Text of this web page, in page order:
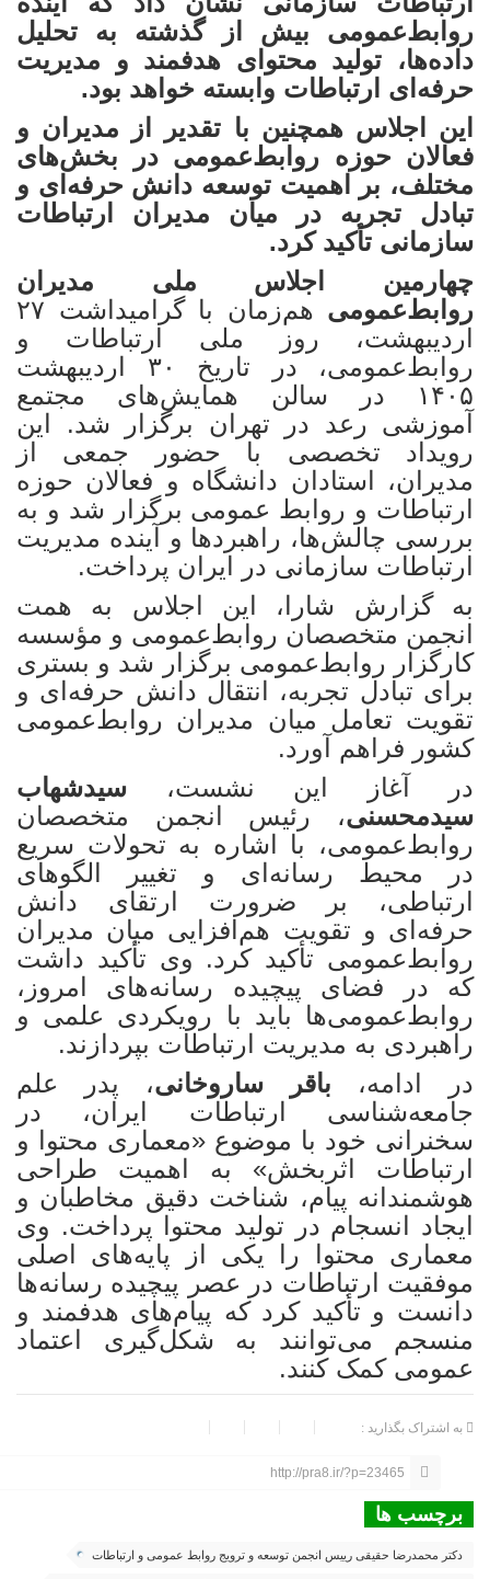
روابط‌عمومی بیش از گذشته به تحلیل
داده‌ها، تولید محتوای هدفمند و مدیریت
حرفه‌ای ارتباطات وابسته خواهد بود.
این اجلاس همچنین با تقدیر از مدیران و
فعالان حوزه روابط‌عمومی در بخش‌های
مختلف، بر اهمیت توسعه دانش حرفه‌ای و
تبادل تجربه در میان مدیران ارتباطات
سازمانی تأکید کرد.
چهارمین اجلاس ملی مدیران
روابط‌عمومی
هم‌زمان با گرامیداشت ۲۷
اردیبهشت، روز ملی ارتباطات و
روابط‌عمومی، در تاریخ ۳۰ اردیبهشت
۱۴۰۵ در سالن همایش‌های مجتمع
آموزشی رعد در تهران برگزار شد. این
رویداد تخصصی با حضور جمعی از
مدیران، استادان دانشگاه و فعالان حوزه
ارتباطات و روابط عمومی برگزار شد و به
بررسی چالش‌ها، راهبردها و آینده مدیریت
ارتباطات سازمانی در ایران پرداخت.
به گزارش شارا، این اجلاس به همت
انجمن متخصصان روابط‌عمومی و مؤسسه
کارگزار روابط‌عمومی برگزار شد و بستری
برای تبادل تجربه، انتقال دانش حرفه‌ای و
تقویت تعامل میان مدیران روابط‌عمومی
کشور فراهم آورد.
در آغاز این نشست، سیدشهاب
سیدمحسنی، رئیس انجمن متخصصان
روابط‌عمومی، با اشاره به تحولات سریع
در محیط رسانه‌ای و تغییر الگوهای
ارتباطی، بر ضرورت ارتقای دانش
حرفه‌ای و تقویت هم‌افزایی میان مدیران
روابط‌عمومی تأکید کرد. وی تأکید داشت
که در فضای پیچیده رسانه‌های امروز،
روابط‌عمومی‌ها باید با رویکردی علمی و
راهبردی به مدیریت ارتباطات بپردازند.
در ادامه، باقر ساروخانی، پدر علم
جامعه‌شناسی ارتباطات ایران، در
سخنرانی خود با موضوع «معماری محتوا و
ارتباطات اثربخش» به اهمیت طراحی
هوشمندانه پیام، شناخت دقیق مخاطبان و
ایجاد انسجام در تولید محتوا پرداخت. وی
معماری محتوا را یکی از پایه‌های اصلی
موفقیت ارتباطات در عصر پیچیده رسانه‌ها
دانست و تأکید کرد که پیام‌های هدفمند و
منسجم می‌توانند به شکل‌گیری اعتماد
عمومی کمک کنند.
به اشتراک بگذارید :
http://pra8.ir/?p=23465
برچسب ها
دکتر محمدرضا حقیقی رییس انجمن توسعه و ترویج روابط عمومی و ارتباطات